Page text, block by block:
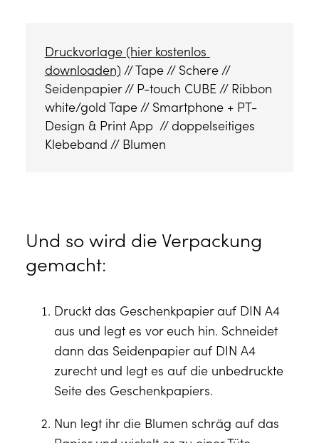
Druckvorlage (hier kostenlos
downloaden) // Tape // Schere //
Seidenpapier // P-touch CUBE // Ribbon
white/gold Tape // Smartphone + PT-
Design & Print App  // doppelseitiges
Klebeband // Blumen
Und so wird die Verpackung
gemacht:
Druckt das Geschenkpapier auf DIN A4
aus und legt es vor euch hin. Schneidet
dann das Seidenpapier auf DIN A4
zurecht und legt es auf die unbedruckte
Seite des Geschenkpapiers.
Nun legt ihr die Blumen schräg auf das